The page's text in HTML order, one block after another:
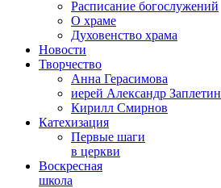
Расписание богослужений
О храме
Духовенство храма
Новости
Творчество
Анна Герасимова
иерей Александр Заплетин
Кирилл Смирнов
Катехизация
Первые шаги
в церкви
Воскресная
школа